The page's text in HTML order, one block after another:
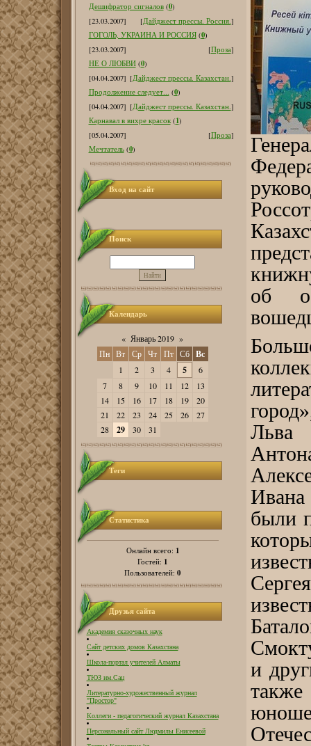
Дешифратор сигналов (0)
[23.03.2007]
[Дайджест прессы. Россия.]
ГОГОЛЬ, УКРАИНА И РОССИЯ (0)
[23.03.2007]
[Проза]
НЕ О ЛЮБВИ (0)
[04.04.2007] [Дайджест прессы. Казахстан.]
Продолжение следует... (0)
[04.04.2007] [Дайджест прессы. Казахстан.]
Карнавал в вихре красок (1)
[05.04.2007]
[Проза]
Мечтатель (0)
Вход на сайт
Поиск
Календарь
« Январь 2019 »
Пн Вт Ср Чт Пт Сб Вс
1 2 3 4 5
6
7
8 9 10 11 12
13
14
15 16 17 18 19
20
21
22 23 24 25 26
27
28
29 30 31
Теги
Статистика
Онлайн всего: 1
Гостей: 1
Пользователей: 0
Друзья сайта
Академия сказочных наук
Сайт детских домов Казахстана
Школа-портал учителей Алматы
ТЮЗ им.Сац
Литературно-художественный журнал
"Простор"
Коллеги - педагогический журнал Казахстана
Персональный сайт Людмилы Енисеевой
об
Льва
Ивана
были
и